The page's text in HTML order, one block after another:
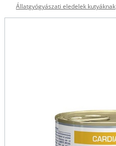
Állatgyógyászati eledelek kutyáknak